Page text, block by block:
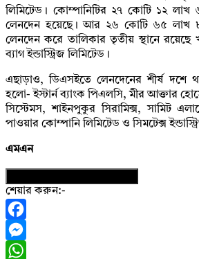
লিমিটেড। কোম্পানিটির ২৭ কোটি ১২ লাখ
লেনদেন হয়েছে। আর ২৬ কোটি ৬৫ লাখ
লেনদেন করে তালিকার তৃতীয় স্থানে রয়েছে
ব্যাগ ইন্ডাস্ট্রিজ লিমিটেড।
এছাড়াও, ডিএসইতে লেনদেনের শীর্ষ দশে
হলো- ইস্টার্ন ব্যাংক পিএলসি, মীর আক্তার
সিস্টেমস, শাইনপুকুর সিরামিক্স, সামিট
পাওয়ার কোম্পানি লিমিটেড ও সিমটেক্স
এমএন
শেয়ার করুন:-
Facebook
Messenger